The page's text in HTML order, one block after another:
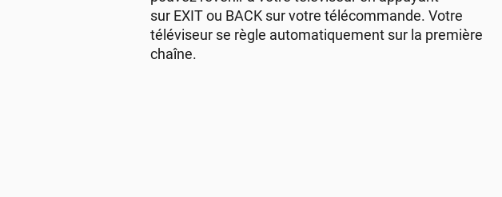
sur EXIT ou BACK sur votre télécommande. Votre
téléviseur se règle automatiquement sur la première
chaîne.